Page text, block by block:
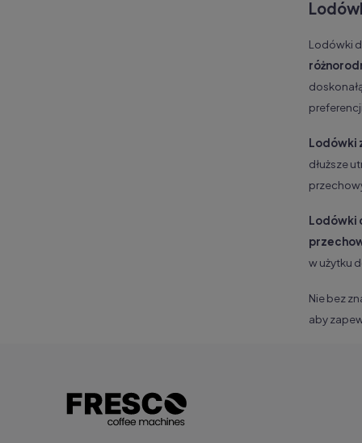
Lodówki
Lodówki
dłuższe
Lodówki
w użytku
Nie bez
aby